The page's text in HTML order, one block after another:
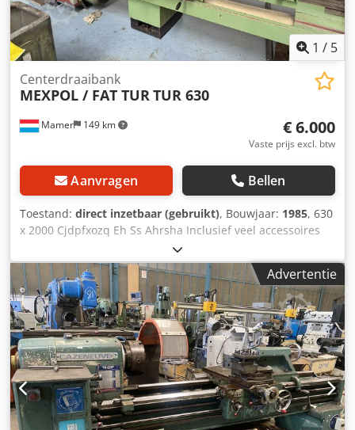
1 / 5
Mamer 149 km
Centerdraaibank
MEXPOL / FAT TURTUR 630
€ 6.000
Vaste prijs excl. btw
Aanvragen Bellen
Toestand: direct inzetbaar (gebruikt), Bouwjaar: 1985, 630
x 2000 Cjdpfxozq Eh Ss Ahrsha Inclusief veel accessoires
Nieuw meetsysteem Acu-Rite, 2 jaar geleden geïnstalleerd.
Advertentie